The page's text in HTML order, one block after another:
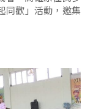
同歡」活動，邀集